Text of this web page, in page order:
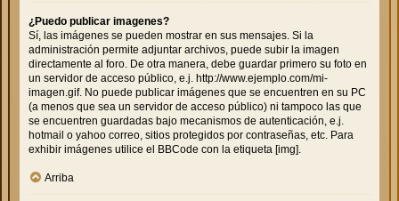
¿Puedo publicar imagenes?
Sí, las imágenes se pueden mostrar en sus mensajes. Si la
administración permite adjuntar archivos, puede subir la imagen
directamente al foro. De otra manera, debe guardar primero su foto en
un servidor de acceso público, e.j. http://www.ejemplo.com/mi-
imagen.gif. No puede publicar imágenes que se encuentren en su PC
(a menos que sea un servidor de acceso público) ni tampoco las que
se encuentren guardadas bajo mecanismos de autenticación, e.j.
hotmail o yahoo correo, sitios protegidos por contraseñas, etc. Para
exhibir imágenes utilice el BBCode con la etiqueta [img].
Arriba